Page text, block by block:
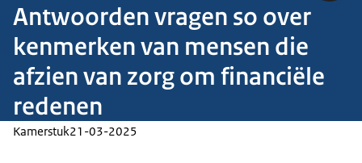
Antwoorden vragen so over
kenmerken van mensen die
afzien van zorg om financiële
redenen
Kamerstuk21-03-2025